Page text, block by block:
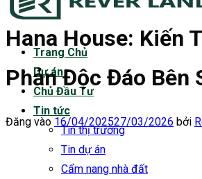
Trang Chủ
Dự án
Chủ Đầu Tư
Tin tức
Tin thị trường
Tin dự án
Cẩm nang nhà đất
Hana House: Kiến
Phản Độc Đáo Bên
Đăng vào 16/04/202527/03/2026 bởi